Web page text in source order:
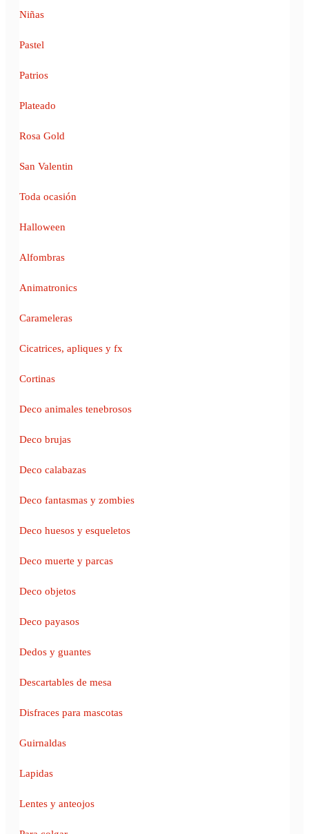
Niñas
Pastel
Patrios
Plateado
Rosa Gold
San Valentin
Toda ocasión
Halloween
Alfombras
Animatronics
Carameleras
Cicatrices, apliques y fx
Cortinas
Deco animales tenebrosos
Deco brujas
Deco calabazas
Deco fantasmas y zombies
Deco huesos y esqueletos
Deco muerte y parcas
Deco objetos
Deco payasos
Dedos y guantes
Descartables de mesa
Disfraces para mascotas
Guirnaldas
Lapidas
Lentes y anteojos